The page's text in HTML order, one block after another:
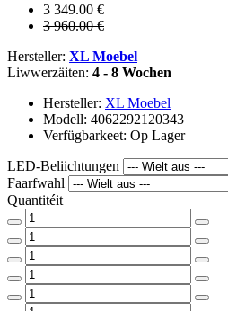
3 349.00 €
3 960.00 €
Hersteller: XL Moebel
Liwwerzäiten: 4 - 8 Wochen
Hersteller: XL Moebel
Modell: 4062292120343
Verfügbarkeet: Op Lager
LED-Beliichtungen
Faarfwahl
Quantitéit